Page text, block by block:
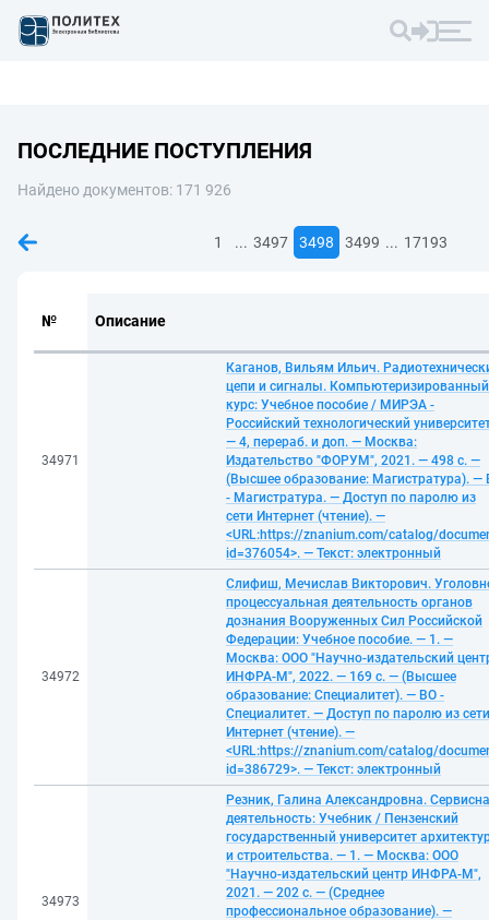
ПОСЛЕДНИЕ ПОСТУПЛЕНИЯ
Найдено документов: 171 926
1 ... 3497 3498 3499 ... 17193
№ Описание
34971
Каганов, Вильям Ильич.
цепи и сигналы. Компьютеризированный
курс: Учебное пособие / МИРЭА -
Российский технологический
— 4, перераб. и доп. — Москва:
Издательство "ФОРУМ", 2021. — 498 с. —
(Высшее образование: Магистратура). —
- Магистратура. — Доступ по паролю из
сети Интернет (чтение). —
<URL:https://znanium.com/catalog/
id=376054>. — Текст: электронный
34972
Слифиш, Мечислав Викторович.
процессуальная деятельность органов
дознания Вооруженных Сил Российской
Федерации: Учебное пособие. — 1. —
Москва: ООО "Научно-издательский
ИНФРА-М", 2022. — 169 с. — (Высшее
образование: Специалитет). — ВО -
Специалитет. — Доступ по паролю из сети
Интернет (чтение). —
<URL:https://znanium.com/catalog/
id=386729>. — Текст: электронный
34973
Резник, Галина Александровна.
деятельность: Учебник / Пензенский
государственный университет
и строительства. — 1. — Москва: ООО
"Научно-издательский центр ИНФРА-М",
2021. — 202 с. — (Среднее
профессиональное образование). —